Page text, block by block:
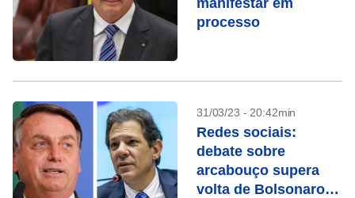
manifestar em
processo
31/03/23 - 20:42min
Redes sociais:
debate sobre
arcabouço supera
volta de Bolsonaro